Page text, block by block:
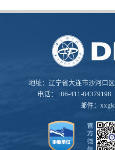
地址：辽宁省大连市沙河口
电话：+86-411-
邮件：